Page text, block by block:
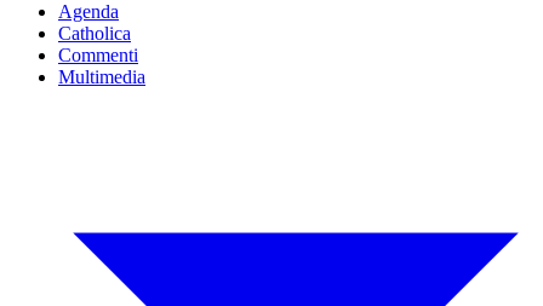
Agenda
Catholica
Commenti
Multimedia